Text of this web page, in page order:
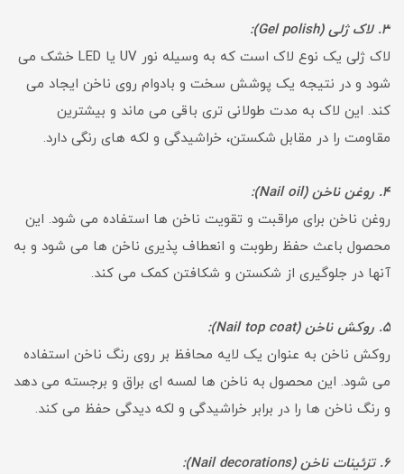
3. لاک ژلی (Gel polish):
لاک ژلی یک نوع لاک است که به وسیله نور UV یا LED خشک می
شود و در نتیجه یک پوشش سخت و بادوام روی ناخن ایجاد می
کند. این لاک به مدت طولانی تری باقی می ماند و بیشترین
مقاومت را در مقابل شکستن، خراشیدگی و لکه های رنگی دارد.
4. روغن ناخن (Nail oil):
روغن ناخن برای مراقبت و تقویت ناخن ها استفاده می شود. این
محصول باعث حفظ رطوبت و انعطاف پذیری ناخن ها می شود و به
آنها در جلوگیری از شکستن و شکافتن کمک می کند.
5. روکش ناخن (Nail top coat):
روکش ناخن به عنوان یک لایه محافظ بر روی رنگ ناخن استفاده
می شود. این محصول به ناخن ها لمسه ای براق و برجسته می دهد
و رنگ ناخن ها را در برابر خراشیدگی و لکه دیدگی حفظ می کند.
6. تزئینات ناخن (Nail decorations):